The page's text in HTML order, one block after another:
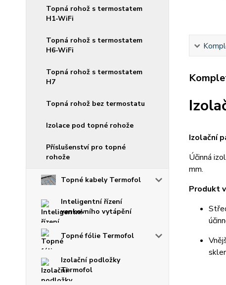
Topná rohož s termostatem
H1-WiFi
Topná rohož s termostatem
H6-WiFi
Topná rohož s termostatem
H7
Topná rohož bez termostatu
Izolace pod topné rohože
Příslušenství pro topné
rohože
Topné kabely Termofol
Inteligentní řízení
venkovního vytápění
Topné fólie Termofol
Izolační podložky
Termofol
Izolační
Účinná
mm.
Produkt